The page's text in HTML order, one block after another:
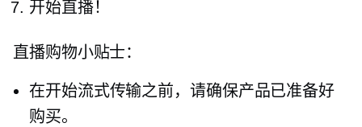
开始直播！
直播购物小贴士：
在开始流式传输之前，请确保产品已准备好
购买。